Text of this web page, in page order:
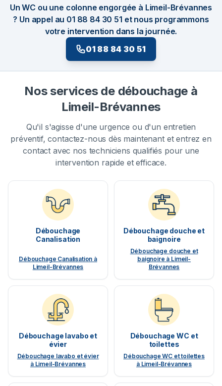
Un WC ou une colonne engorgée à Limeil-Brévannes
? Un appel au 01 88 84 30 51 et nous programmons
votre intervention dans la journée.
01 88 84 30 51
Nos services de débouchage à
Limeil-Brévannes
Qu'il s'agisse d'une urgence ou d'un entretien
préventif, contactez-nous dès maintenant et entrez en
contact avec nos techniciens qualifiés pour une
intervention rapide et efficace.
Débouchage
Canalisation
Débouchage Canalisation à
Limeil-Brévannes
Débouchage douche et
baignoire
Débouchage douche et
baignoire à Limeil-
Brévannes
Débouchage lavabo et
évier
Débouchage lavabo et évier
à Limeil-Brévannes
Débouchage WC et
toilettes
Débouchage WC et toilettes
à Limeil-Brévannes